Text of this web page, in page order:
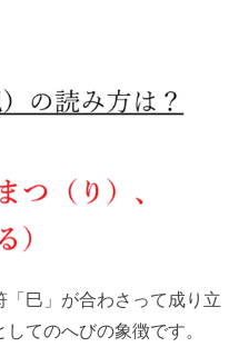
「巳」が合わさって成り立
てのへびの象徴です。